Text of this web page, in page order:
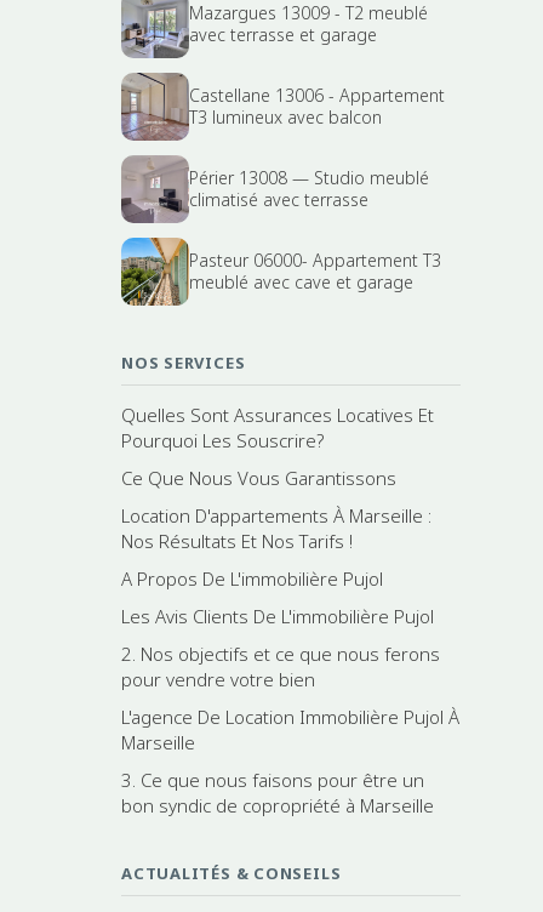
Mazargues 13009 - T2 meublé
avec terrasse et garage
Castellane 13006 - Appartement
T3 lumineux avec balcon
Périer 13008 — Studio meublé
climatisé avec terrasse
Pasteur 06000- Appartement T3
meublé avec cave et garage
NOS SERVICES
Quelles Sont Assurances Locatives Et
Pourquoi Les Souscrire?
Ce Que Nous Vous Garantissons
Location D'appartements À Marseille :
Nos Résultats Et Nos Tarifs !
A Propos De L'immobilière Pujol
Les Avis Clients De L'immobilière Pujol
2. Nos objectifs et ce que nous ferons
pour vendre votre bien
L'agence De Location Immobilière Pujol À
Marseille
3. Ce que nous faisons pour être un
bon syndic de copropriété à Marseille
ACTUALITÉS & CONSEILS